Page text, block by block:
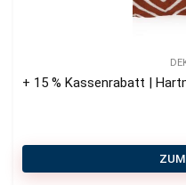
+ 15 % Kassenrabatt |
ZUM